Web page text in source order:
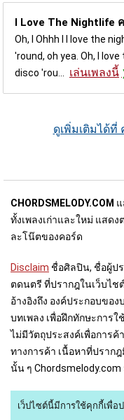
I Love The Nightlife
Oh, I Ohhh I I love the
'round, oh yea. Oh, I
disco 'rou... เล่นเพลงนี้
ดูเพิ่มเติมได้ที่
CHORDSMELODY.COM
ทั้งเพลงเก่าและใหม่ แสด
ละโน๊ตของคอร์ด
Disclaim ชื่อศิลปิน, ชื่อผู้ปร
ตดนตรี ที่ปรากฎในเว็บไช
อ้างอิงถึง องค์ประกอบขอ
บทเพลง เพื่อฝึกทักษะการ
ไม่มีวัตถุประสงค์เพื่อการ
ทางการค้า เนื้อหาที่ปราก
นั้น ๆ
เว็ปไซต์นี้มีการใช้คุกกี้เพื่อ